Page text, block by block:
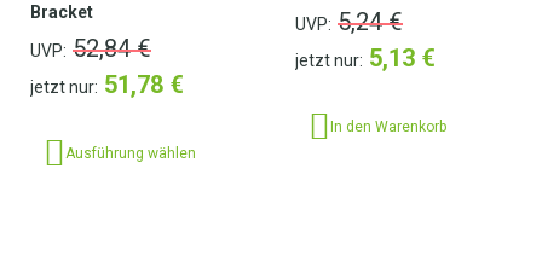
Bracket
UVP: 52,84€
jetzt nur: 51,78 €
Ausführung wählen
UVP: 5,24€
jetzt nur: 5,13 €
In den Warenkorb